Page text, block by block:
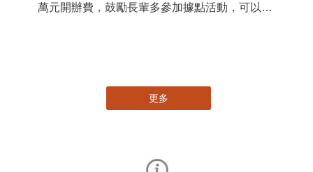
萬元開辦費，鼓勵長輩多參加據點活動，可以更
更多